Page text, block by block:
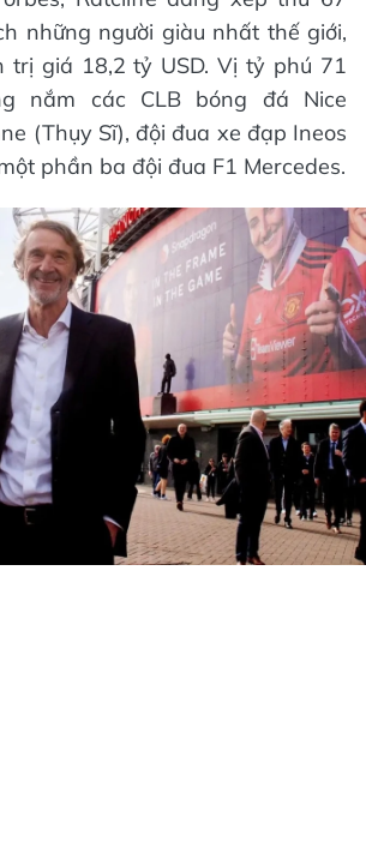
những người giàu nhất thế giới,
trị giá 18,2 tỷ USD. Vị tỷ phú 71
nắm các CLB bóng đá Nice
(Thụy Sĩ), đội đua xe đạp Ineos
phần ba đội đua F1 Mercedes.